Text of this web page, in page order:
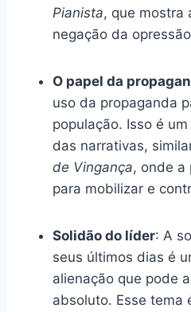
Pianista, que mostra
negação da
O papel da
uso da propaganda
população. Isso é
das narrativas,
de Vingança, onde a
para mobilizar e
Solidão do líder: A
seus últimos dias é
alienação que pode
absoluto. Esse tema